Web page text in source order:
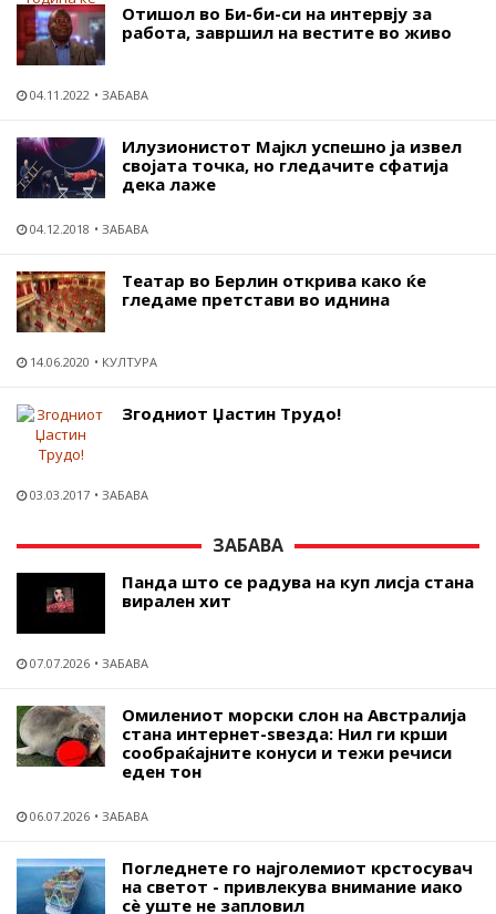
Отишол во Би-би-си на интервју за
работа, завршил на вестите во живо
04.11.2022 ЗАБАВА
Илузионистот Мајкл успешно ја извел
својата точка, но гледачите сфатија
дека лаже
04.12.2018 ЗАБАВА
Театар во Берлин открива како ќе
гледаме претстави во иднина
14.06.2020 КУЛТУРА
Згодниот Џастин Трудо!
03.03.2017 ЗАБАВА
ЗАБАВА
Панда што се радува на куп лисја стана
вирален хит
07.07.2026 ЗАБАВА
Омилениот морски слон на Австралија
стана интернет-ѕвезда: Нил ги крши
сообраќајните конуси и тежи речиси
еден тон
06.07.2026 ЗАБАВА
Погледнете го најголемиот крстосувач
на светот - привлекува внимание иако
сѐ уште не запловил